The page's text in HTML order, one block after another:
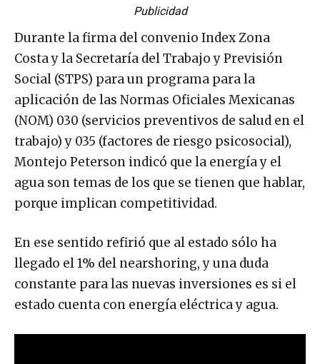
Publicidad
Durante la firma del convenio Index Zona
Costa y la Secretaría del Trabajo y Previsión
Social (STPS) para un programa para la
aplicación de las Normas Oficiales Mexicanas
(NOM) 030 (servicios preventivos de salud en el
trabajo) y 035 (factores de riesgo psicosocial),
Montejo Peterson indicó que la energía y el
agua son temas de los que se tienen que hablar,
porque implican competitividad.
En ese sentido refirió que al estado sólo ha
llegado el 1% del nearshoring, y una duda
constante para las nuevas inversiones es si el
estado cuenta con energía eléctrica y agua.